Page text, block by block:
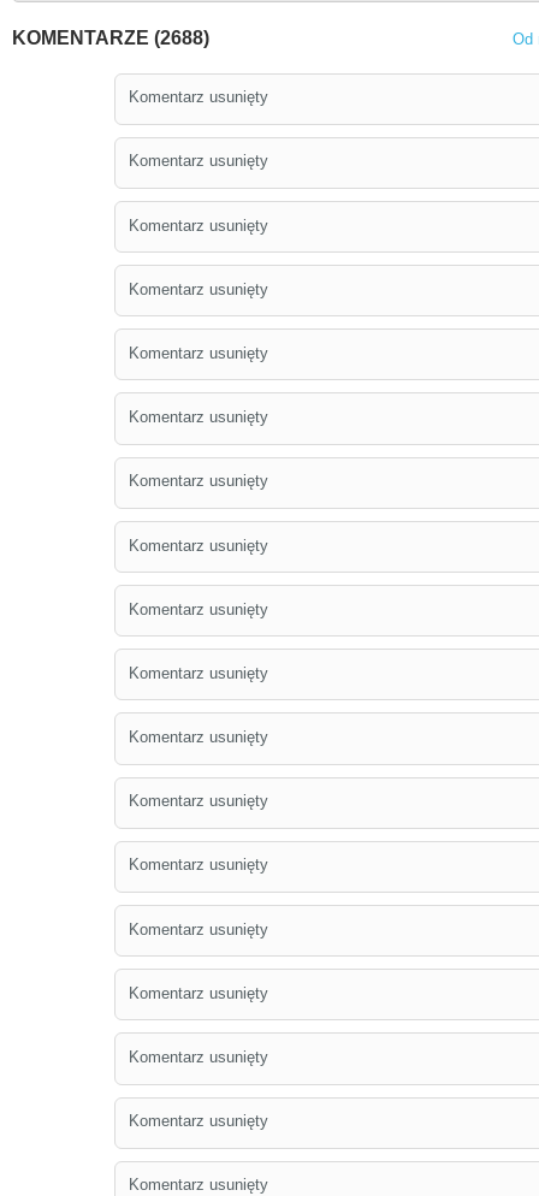
KOMENTARZE (2688) Od
Komentarz usunięty
Komentarz usunięty
Komentarz usunięty
Komentarz usunięty
Komentarz usunięty
Komentarz usunięty
Komentarz usunięty
Komentarz usunięty
Komentarz usunięty
Komentarz usunięty
Komentarz usunięty
Komentarz usunięty
Komentarz usunięty
Komentarz usunięty
Komentarz usunięty
Komentarz usunięty
Komentarz usunięty
Komentarz usunięty